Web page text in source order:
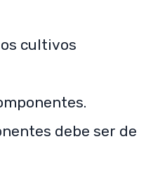
cultivos
debe ser de